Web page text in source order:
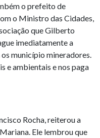
o prefeito de
o Ministro das Cidades,
que Gilberto
imediatamente a
município mineradores.
e ambientais e nos paga
Rocha, reiterou a
Ele lembrou que